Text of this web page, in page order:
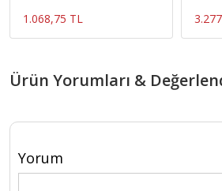
1.068,75 TL
Ürün Yorumları &
Yorum